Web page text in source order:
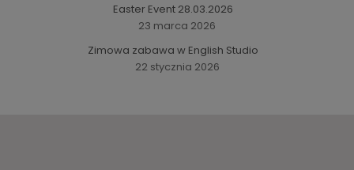
Easter Event 28.03.2026
23 marca 2026
Zimowa zabawa w English Studio
22 stycznia 2026